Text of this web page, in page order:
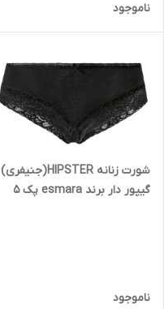
ناموجود
شورت زنانه HIPSTER(جنیفری)
گیپور دار برند esmara پک 5
ناموجود